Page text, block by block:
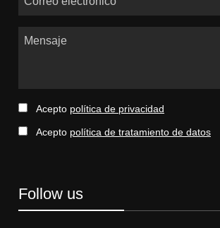
Mensaje
Acepto política de privacidad
Acepto política de tratamiento de datos
Follow us